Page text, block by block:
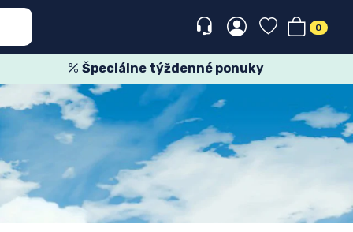
0
Špeciálne týždenné ponuky